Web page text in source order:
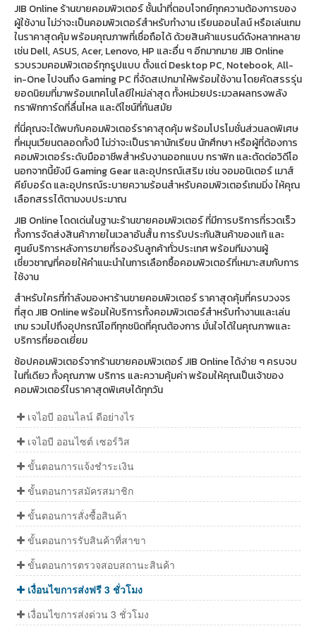
JIB Online ร้านขายคอมพิวเตอร์ ชั้นนำที่ตอบโจทย์ทุกความต้องการของ
ผู้ใช้งาน ไม่ว่าจะเป็นคอมพิวเตอร์สำหรับทำงาน เรียนออนไลน์ หรือเล่นเกม
ในราคาสุดคุ้ม พร้อมคุณภาพที่เชื่อถือได้ ด้วยสินค้าแบรนด์ดังหลากหลาย
เช่น Dell, ASUS, Acer, Lenovo, HP และอื่น ๆ อีกมากมาย JIB Online
รวบรวมคอมพิวเตอร์ทุกรูปแบบ ตั้งแต่ Desktop PC, Notebook, All-
in-One ไปจนถึง Gaming PC ที่จัดสเปกมาให้พร้อมใช้งาน โดยคัดสรรรุ่น
ยอดนิยมที่มาพร้อมเทคโนโลยีใหม่ล่าสุด ทั้งหน่วยประมวลผลทรงพลัง
กราฟิกการ์ดที่ลื่นไหล และดีไซน์ที่ทันสมัย
ที่นี่คุณจะได้พบกับคอมพิวเตอร์ราคาสุดคุ้ม พร้อมโปรโมชั่นส่วนลดพิเศษ
ที่หมุนเวียนตลอดทั้งปี ไม่ว่าจะเป็นราคานักเรียน นักศึกษา หรือผู้ที่ต้องการ
คอมพิวเตอร์ระดับมืออาชีพสำหรับงานออกแบบ กราฟิก และตัดต่อวิดีโอ
นอกจากนี้ยังมี Gaming Gear และอุปกรณ์เสริม เช่น จอมอนิเตอร์ เมาส์
คีย์บอร์ด และอุปกรณ์ระบายความร้อนสำหรับคอมพิวเตอร์เกมมิ่ง ให้คุณ
เลือกสรรได้ตามงบประมาณ
JIB Online โดดเด่นในฐานะร้านขายคอมพิวเตอร์ ที่มีการบริการที่รวดเร็ว
ทั้งการจัดส่งสินค้าภายในเวลาอันสั้น การรับประกันสินค้าของแท้ และ
ศูนย์บริการหลังการขายที่รองรับลูกค้าทั่วประเทศ พร้อมทีมงานผู้
เชี่ยวชาญที่คอยให้คำแนะนำในการเลือกซื้อคอมพิวเตอร์ที่เหมาะสมกับการ
ใช้งาน
สำหรับใครที่กำลังมองหาร้านขายคอมพิวเตอร์ ราคาสุดคุ้มที่ครบวงจร
ที่สุด JIB Online พร้อมให้บริการทั้งคอมพิวเตอร์สำหรับทำงานและเล่น
เกม รวมไปถึงอุปกรณ์ไอทีทุกชนิดที่คุณต้องการ มั่นใจได้ในคุณภาพและ
บริการที่ยอดเยี่ยม
ช้อปคอมพิวเตอร์จากร้านขายคอมพิวเตอร์ JIB Online ได้ง่าย ๆ ครบจบ
ในที่เดียว ทั้งคุณภาพ บริการ และความคุ้มค่า พร้อมให้คุณเป็นเจ้าของ
คอมพิวเตอร์ในราคาสุดพิเศษได้ทุกวัน
เจไอบี ออนไลน์ ดีอย่างไร
เจไอบี ออนไซต์ เซอร์วิส
ขั้นตอนการแจ้งชำระเงิน
ขั้นตอนการสมัครสมาชิก
ขั้นตอนการสั่งซื้อสินค้า
ขั้นตอนการรับสินค้าที่สาขา
ขั้นตอนการตรวจสอบสถานะสินค้า
เงื่อนไขการส่งฟรี 3 ชั่วโมง
เงื่อนไขการส่งด่วน 3 ชั่วโมง